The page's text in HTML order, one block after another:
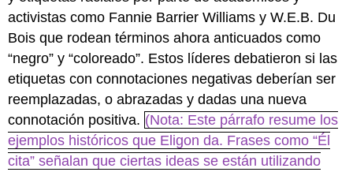
activistas como Fannie Barrier Williams y W.E.B. Du
Bois que rodean términos ahora anticuados como
“negro” y “coloreado”. Estos líderes debatieron si las
etiquetas con connotaciones negativas deberían ser
reemplazadas, o abrazadas y dadas una nueva
connotación positiva. (Nota: Este párrafo resume los
ejemplos históricos que Eligon da. Frases como “Él
cita” señalan que ciertas ideas se están utilizando